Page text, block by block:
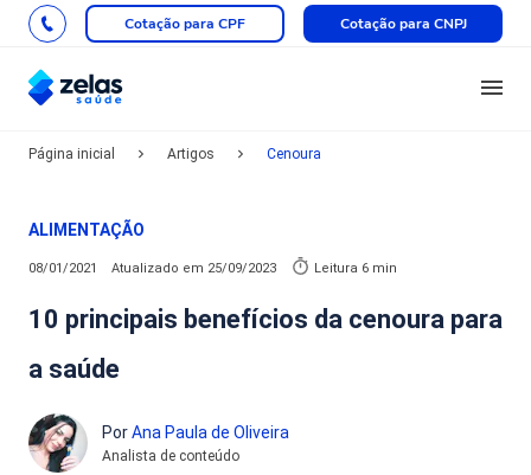
Cotação para CPF Cotação para CNPJ
Página inicial Artigos Cenoura
ALIMENTAÇÃO
08/01/2021 Atualizado em 25/09/2023 Leitura 6 min
10 principais benefícios da cenoura para
a saúde
PorAna Paula de Oliveira
Analista de conteúdo